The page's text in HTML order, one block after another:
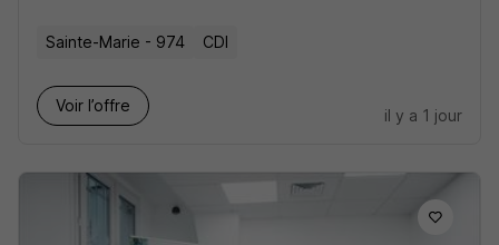
Sainte-Marie - 974 CDI
Voir l’offre
il y a 1 jour